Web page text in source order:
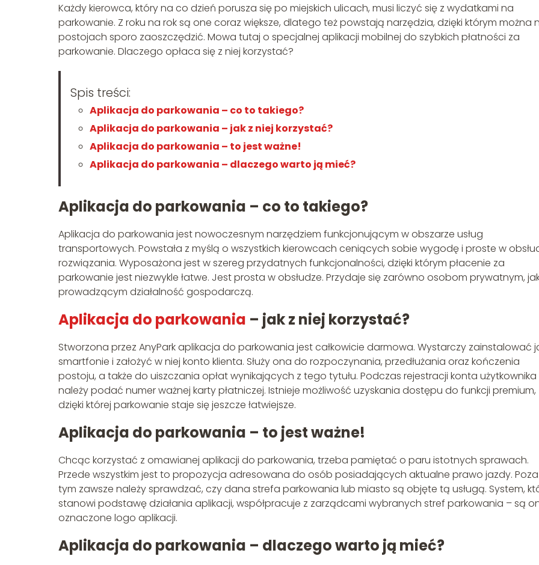
Każdy kierowca, który na co dzień porusza się po miejskich ulicach, musi liczyć się z wydatkami na
parkowanie. Z roku na rok są one coraz większe, dlatego też powstają narzędzia, dzięki którym można
postojach sporo zaoszczędzić. Mowa tutaj o specjalnej aplikacji mobilnej do szybkich płatności za
parkowanie. Dlaczego opłaca się z niej korzystać?
Spis treści:
Aplikacja do parkowania – co to takiego?
Aplikacja do parkowania – jak z niej korzystać?
Aplikacja do parkowania – to jest ważne!
Aplikacja do parkowania – dlaczego warto ją mieć?
Aplikacja do parkowania – co to takiego?
Aplikacja do parkowania jest nowoczesnym narzędziem funkcjonującym w obszarze usług
transportowych. Powstała z myślą o wszystkich kierowcach ceniących sobie wygodę i proste w
rozwiązania. Wyposażona jest w szereg przydatnych funkcjonalności, dzięki którym płacenie za
parkowanie jest niezwykle łatwe. Jest prosta w obsłudze. Przydaje się zarówno osobom prywatnym,
prowadzącym działalność gospodarczą.
Aplikacja do parkowania – jak z niej korzystać?
Stworzona przez AnyPark aplikacja do parkowania jest całkowicie darmowa. Wystarczy zainstalować
smartfonie i założyć w niej konto klienta. Służy ona do rozpoczynania, przedłużania oraz kończenia
postoju, a także do uiszczania opłat wynikających z tego tytułu. Podczas rejestracji konta użytkownika
należy podać numer ważnej karty płatniczej. Istnieje możliwość uzyskania dostępu do funkcji premium,
dzięki której parkowanie staje się jeszcze łatwiejsze.
Aplikacja do parkowania – to jest ważne!
Chcąc korzystać z omawianej aplikacji do parkowania, trzeba pamiętać o paru istotnych sprawach.
Przede wszystkim jest to propozycja adresowana do osób posiadających aktualne prawo jazdy. Poza
tym zawsze należy sprawdzać, czy dana strefa parkowania lub miasto są objęte tą usługą. System,
stanowi podstawę działania aplikacji, współpracuje z zarządcami wybranych stref parkowania – są
oznaczone logo aplikacji.
Aplikacja do parkowania – dlaczego warto ją mieć?